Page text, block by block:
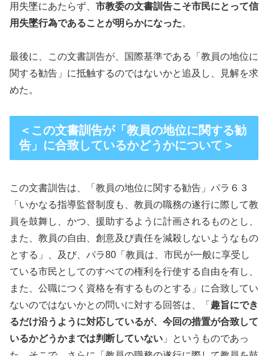
用失墜にあたらず、 市教委の文書訓告こそ市民にとって信
用失墜行為であることが明らかになった。
最後に、この文書訓告が、国際基準である「教員の地位に
関する勧告」に抵触するのではないかと追及し、見解を求
めた。
＜この文書訓告が「教員の地位に関する勧
告」に合致しているかどうかについて＞
この文書訓告は、「教員の地位に関する勧告」パラ６３
「いかなる指導監督制度も、教員の職務の遂行に際して教
員を鼓舞し、かつ、援助するように計画されるものとし、
また、教員の自由、創意及び責任を減殺しないようなもの
とする」、及び、パラ80「教員は、市民が一般に享受し
ている市民としてのすべての権利を行使する自由を有し、
また、公職につく資格を有するものとする」に合致してい
ないのではないかとの問いに対する回答は、「 趣旨にでき
るだけ沿うように対応しているが、今回の措置が合致して
いるかどうかまでは判断していない 」というものであっ